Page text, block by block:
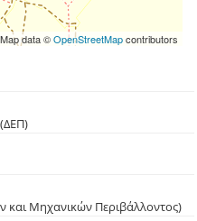
data ©OpenStreetMapcontributors
Μηχανικών Περιβάλλοντος)